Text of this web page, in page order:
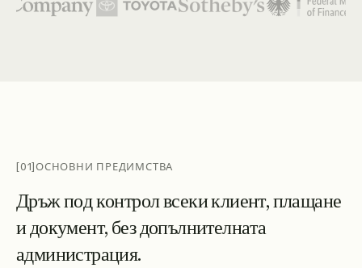
[01]ОСНОВНИ ПРЕДИМСТВА
Дръжподконтролвсекиклиент,плащане
идокумент,бездопълнителната
администрация.